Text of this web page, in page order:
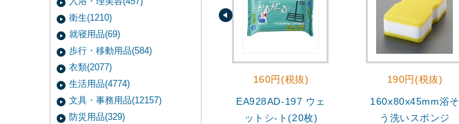
衛生(1210)
就寝用品(69)
歩行・移動用品(584)
衣類(2077)
生活用品(4774)
文具・事務用品(12157)
防災用品(329)
160円(税抜)
EA928AD-197 ウェ
ットシ-ト(20枚)
190円(税抜)
160x80x45mm浴そ
う洗いスポンジ